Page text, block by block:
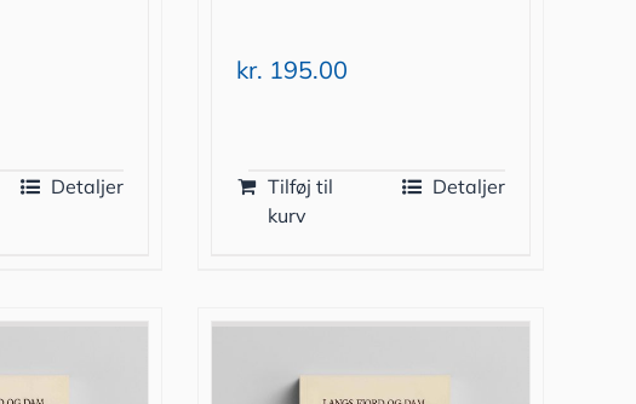
Detaljer
kr. 195.00
Tilføj til
kurv
Detaljer